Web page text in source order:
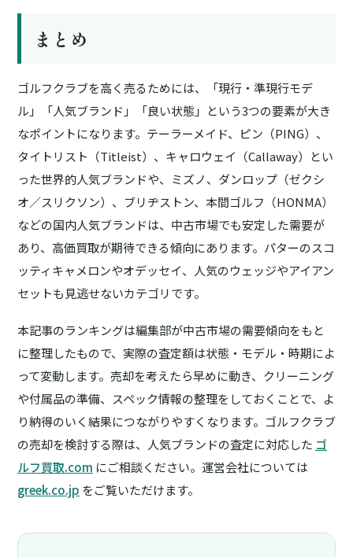
まとめ
ゴルフクラブを高く売るためには、「現行・準現行モデ
ル」「人気ブランド」「良い状態」という3つの要素が大き
なポイントになります。テーラーメイド、ピン（PING）、
タイトリスト（Titleist）、キャロウェイ（Callaway）とい
った世界的人気ブランドや、ミズノ、ダンロップ（ゼクシ
オ／スリクソン）、ブリヂストン、本間ゴルフ（HONMA）
などの国内人気ブランドは、中古市場でも安定した需要が
あり、高価買取が期待できる傾向にあります。パターのスコ
ッティキャメロンやオデッセイ、人気のウェッジやアイアン
セットも見逃せないカテゴリです。
本記事のランキングは編集部が中古市場の需要傾向をもと
に整理したもので、実際の査定額は状態・モデル・時期によ
って変動します。売却を考えたら早めに動き、クリーニング
や付属品の準備、スペック情報の整理をしておくことで、よ
り納得のいく結果につながりやすくなります。ゴルフクラブ
の売却を検討する際は、人気ブランドの査定に対応した ゴ
ルフ買取.com にご相談ください。運営会社については
greek.co.jp をご覧いただけます。